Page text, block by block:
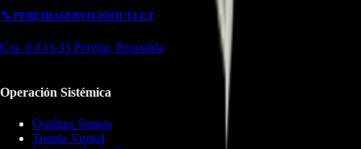
🔧 PEREIRASERVICIOOUTLET
Cra. 8 #33-33 Pereira, Risaralda
Operación Sistémica
Quiénes Somos
Tienda Virtual